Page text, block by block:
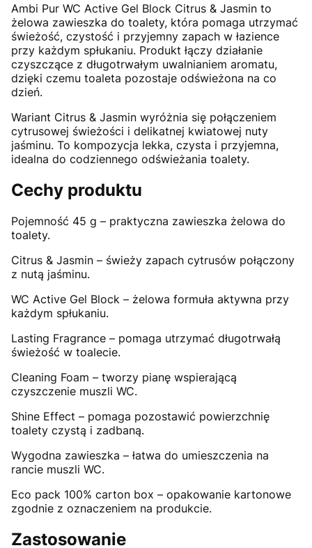
Ambi Pur WC Active Gel Block Citrus & Jasmin to
żelowa zawieszka do toalety, która pomaga utrzymać
świeżość, czystość i przyjemny zapach w łazience
przy każdym spłukaniu. Produkt łączy działanie
czyszczące z długotrwałym uwalnianiem aromatu,
dzięki czemu toaleta pozostaje odświeżona na co
dzień.
Wariant Citrus & Jasmin wyróżnia się połączeniem
cytrusowej świeżości i delikatnej kwiatowej nuty
jaśminu. To kompozycja lekka, czysta i przyjemna,
idealna do codziennego odświeżania toalety.
Cechy produktu
Pojemność 45 g – praktyczna zawieszka żelowa do
toalety.
Citrus & Jasmin – świeży zapach cytrusów połączony
z nutą jaśminu.
WC Active Gel Block – żelowa formuła aktywna przy
każdym spłukaniu.
Lasting Fragrance – pomaga utrzymać długotrwałą
świeżość w toalecie.
Cleaning Foam – tworzy pianę wspierającą
czyszczenie muszli WC.
Shine Effect – pomaga pozostawić powierzchnię
toalety czystą i zadbaną.
Wygodna zawieszka – łatwa do umieszczenia na
rancie muszli WC.
Eco pack 100% carton box – opakowanie kartonowe
zgodnie z oznaczeniem na produkcie.
Zastosowanie